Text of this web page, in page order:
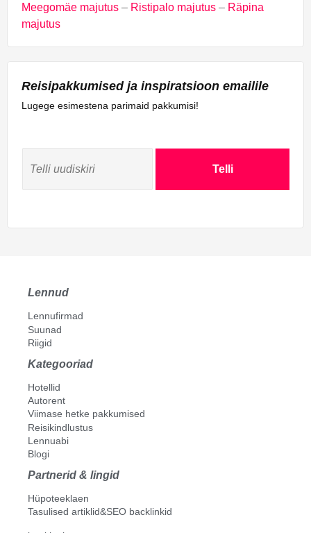
Meegomäe majutus – Ristipalo majutus – Räpina
majutus
Reisipakkumised ja inspiratsioon emailile
Lugege esimestena parimaid pakkumisi!
Telli
Lennud
Lennufirmad
Suunad
Riigid
Kategooriad
Hotellid
Autorent
Viimase hetke pakkumised
Reisikindlustus
Lennuabi
Blogi
Partnerid & lingid
Hüpoteeklaen
Tasulised artiklid&SEO backlinkid